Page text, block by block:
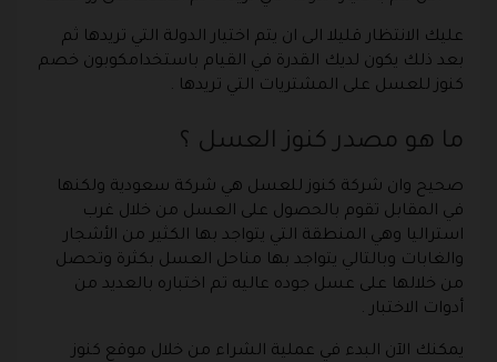
عليك الانتظار قليلا الى ان يتم اختيار الدولة التي تريدها ثم
بعد ذلك يكون لديك القدرة في القيام باستخدامكوبون خصم
كنوز للعسل على المشتريات التي تريدها .
ما هو مصدر كنوز العسل ؟
صحيح وان شركة كنوز للعسل هي شركة سعودية ولكنها
في المقابل تقوم بالحصول على العسل من خلال غرب
استراليا وهي المنطقة التي يتواجد بها الكثير من الأشجار
والغابات وبالتالي يتواجد بها مناحل العسل بكثرة وتحصل
من خلالها على عسل جوده عاليه تم اختباره بالعديد من
أدوات الاختبار .
يمكنك الآن البدء في عملية الشراء من خلال موقع كنوز